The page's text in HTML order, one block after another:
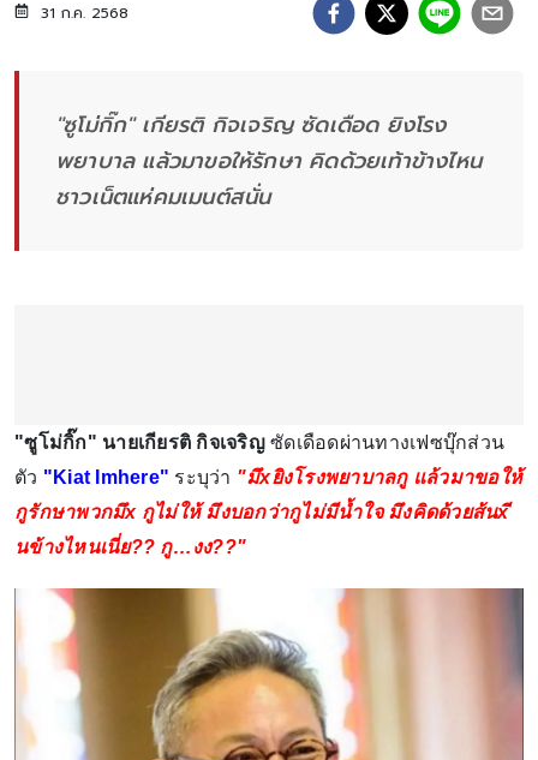
31 ก.ค. 2568
"ซูโม่กิ๊ก" เกียรติ กิจเจริญ ซัดเดือด ยิงโรง
พยาบาล แล้วมาขอให้รักษา คิดด้วยเท้าข้างไหน
ชาวเน็ตแห่คมเมนต์สนั่น
"ซูโม่กิ๊ก" นายเกียรติ กิจเจริญซัดเดือดผ่านทางเฟซบุ๊กส่วน
ตัว "Kiat Imhere" ระบุว่า "มึxยิงโรงพยาบาลกู แล้วมาขอให้
กูรักษาพวกมึx กูไม่ให้ มึงบอกว่ากูไม่มีน้ำใจ มึงคิดด้วยส้นxี
นข้างไหนเนี่ย?? กู…งง??"